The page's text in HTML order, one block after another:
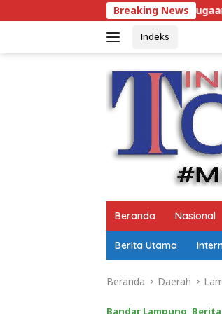
ke
Breaking News
Dugaan Perusahaan Beralamat
Indeks
Beranda Nasional
Berita Utama
Beranda Daerah
Bandar Lampung,